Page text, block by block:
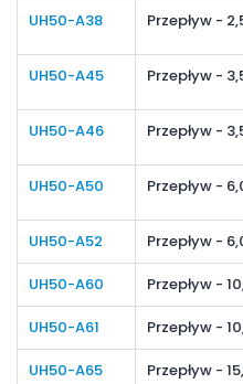
UH50-A38 Przepływ -
UH50-A45 Przepływ -
UH50-A46 Przepływ -
UH50-A50 Przepływ -
UH50-A52 Przepływ -
UH50-A60 Przepływ -
UH50-A61 Przepływ -
UH50-A65 Przepływ -